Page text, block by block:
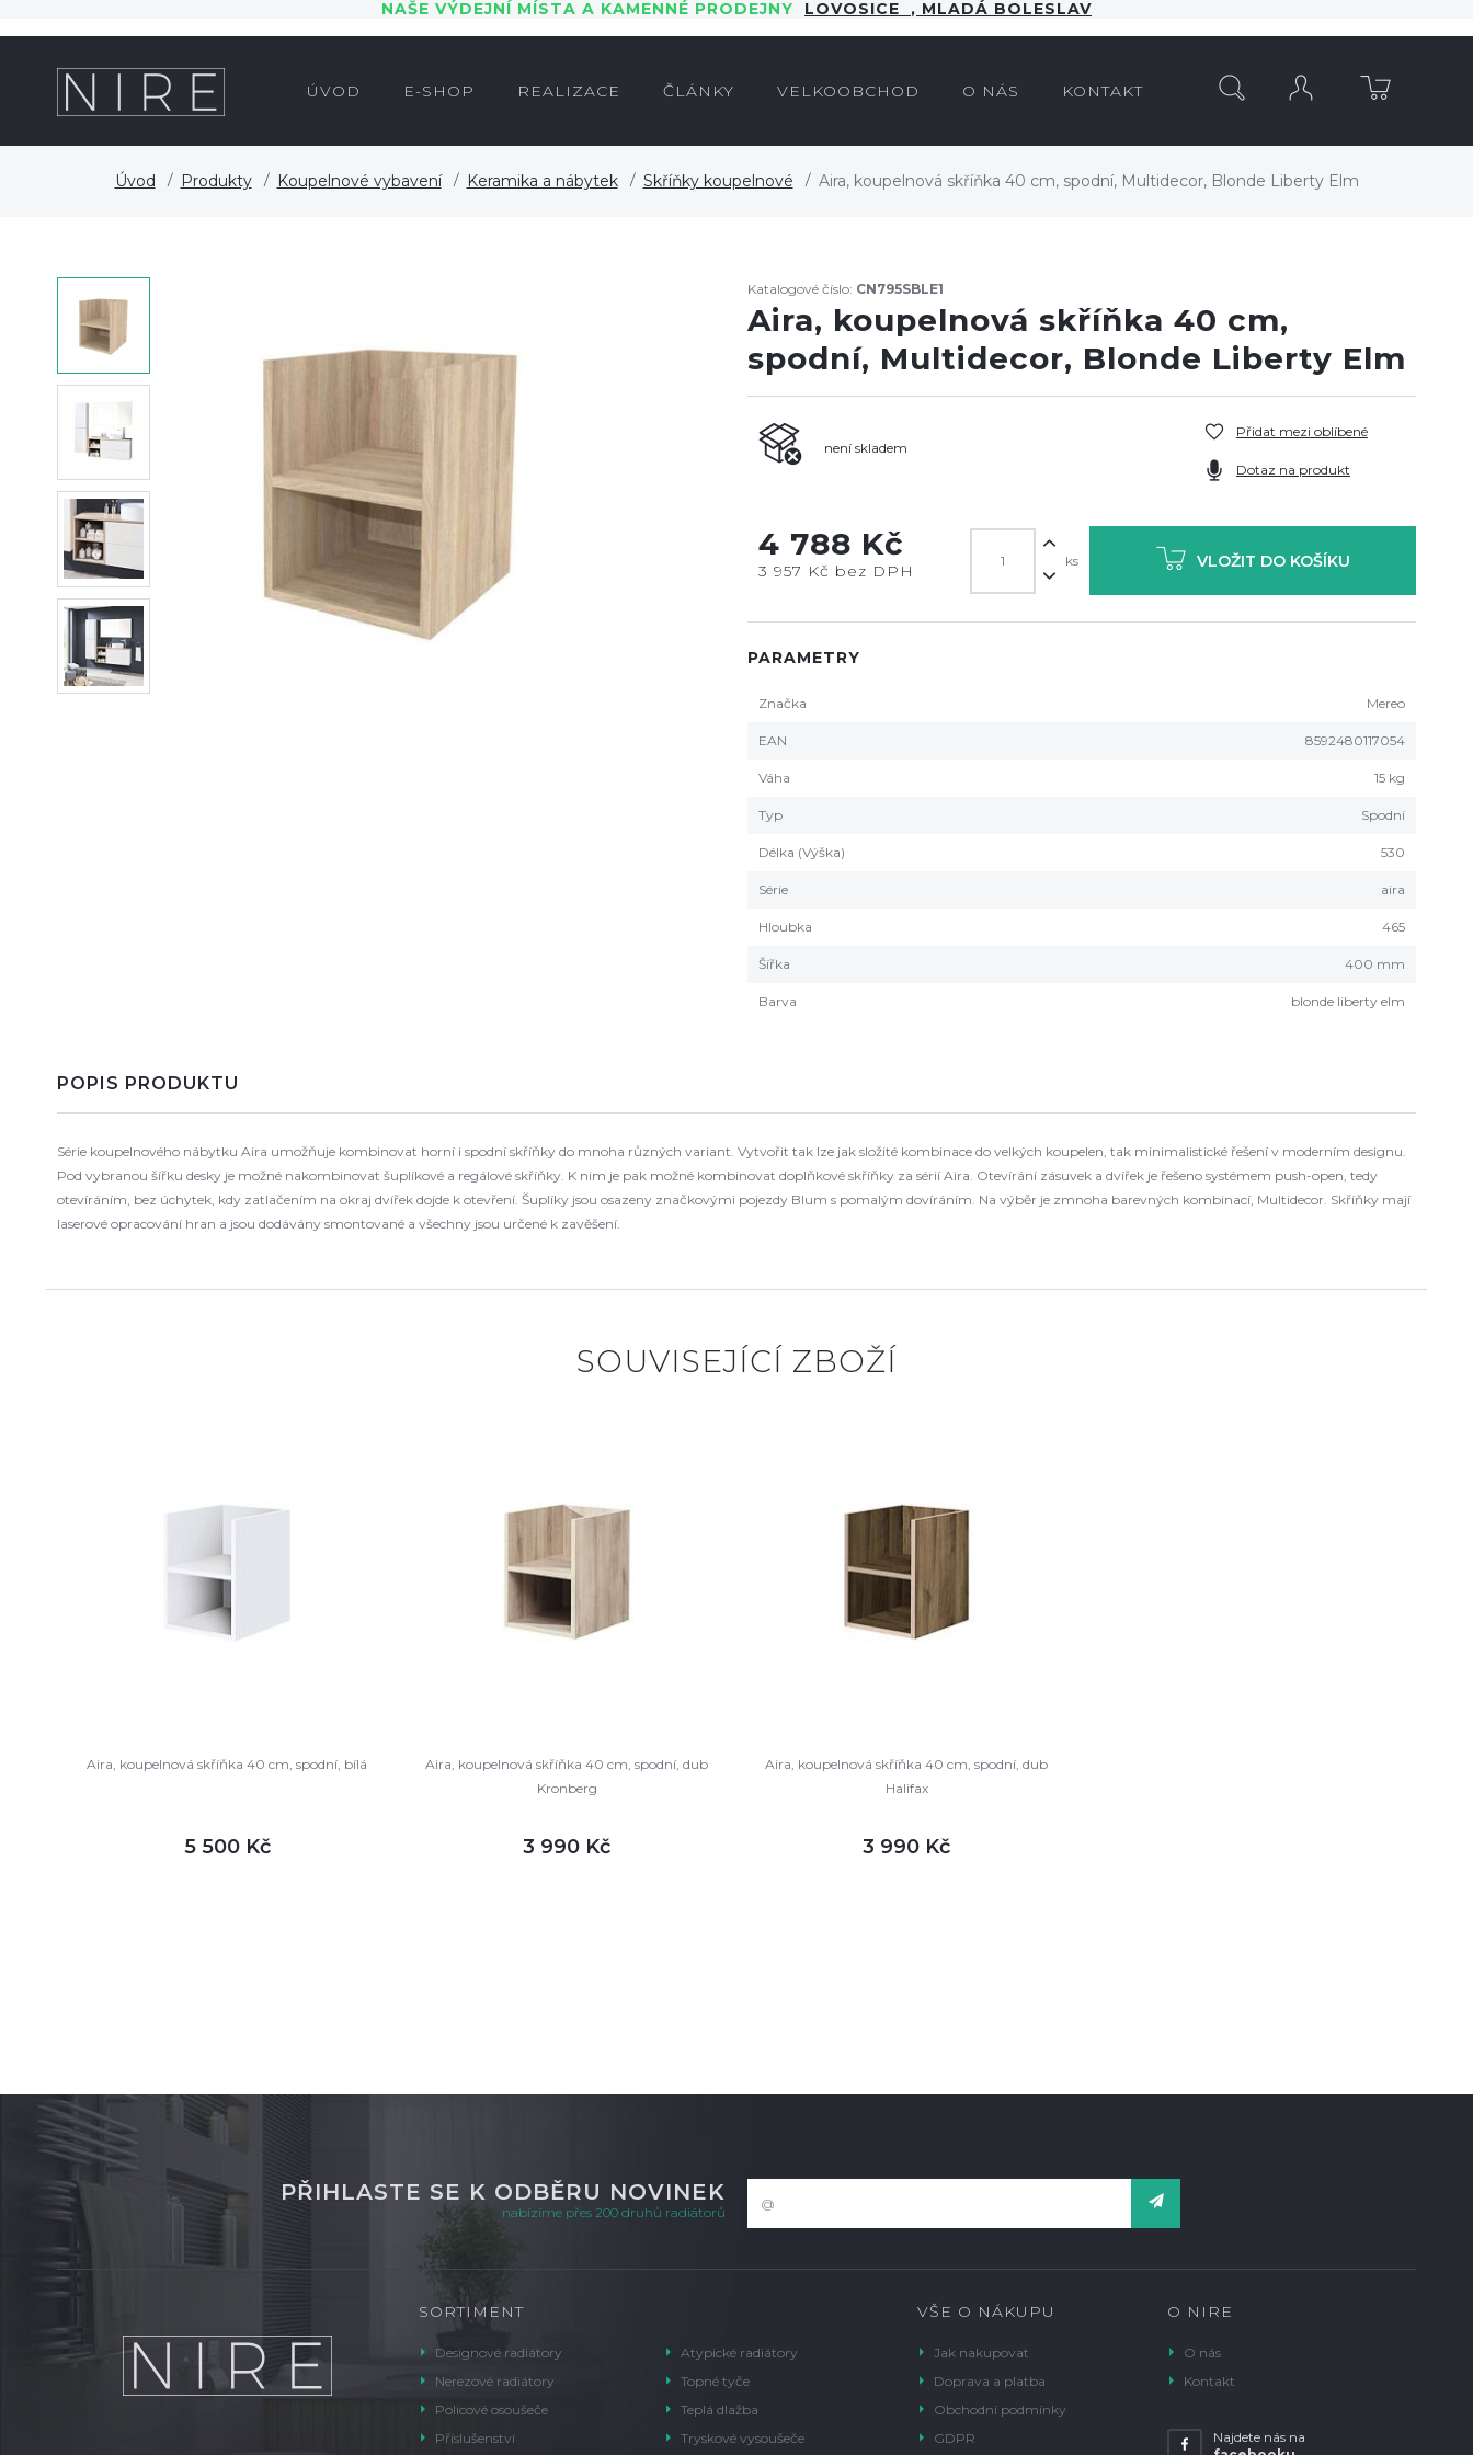
NAŠE VÝDEJNÍ MÍSTA A KAMENNÉ PRODEJNY LOVOSICE , MLADÁ BOLESLAV
ÚVOD E-SHOP REALIZACE ČLÁNKY VELKOOBCHOD O NÁS KONTAKT
Úvod Produkty Koupelnové vybavení Keramika a nábytek Skříňky koupelnové Aira, koupelnová skříňka 40 cm, spodní, Multidecor, Blonde Liberty Elm
Katalogové číslo: CN795SBLE1
Aira, koupelnová skříňka 40 cm,
spodní, Multidecor, Blonde Liberty Elm
není skladem
Přidat mezi oblíbené
Dotaz na produkt
4 788 Kč
3 957 Kč bez DPH
ks VLOŽIT DO KOŠÍKU
PARAMETRY
Značka Mereo
EAN 8592480117054
Váha 15 kg
Typ Spodní
Délka (Výška) 530
Série aira
Hloubka 465
Šířka 400 mm
Barva blonde liberty elm
POPIS PRODUKTU
Série koupelnového nábytku Aira umožňuje kombinovat horní i spodní skříňky do mnoha různých variant. Vytvořit tak lze jak složité kombinace do velkých koupelen, tak minimalistické řešení v moderním designu.
Pod vybranou šířku desky je možné nakombinovat šuplíkové a regálové skříňky. K nim je pak možné kombinovat doplňkové skříňky za sérií Aira. Otevírání zásuvek a dvířek je řešeno systémem push-open, tedy
otevíráním, bez úchytek, kdy zatlačením na okraj dvířek dojde k otevření. Šuplíky jsou osazeny značkovými pojezdy Blum s pomalým dovíráním. Na výběr je zmnoha barevných kombinací, Multidecor. Skříňky mají
laserové opracování hran a jsou dodávány smontované a všechny jsou určené k zavěšení.
SOUVISEJÍCÍ ZBOŽÍ
Aira, koupelnová skříňka 40 cm, spodní, bílá
5 500 Kč
Aira, koupelnová skříňka 40 cm, spodní, dub
Kronberg
3 990 Kč
Aira, koupelnová skříňka 40 cm, spodní, dub
Halifax
3 990 Kč
PŘIHLASTE SE K ODBĚRU NOVINEK
nabízíme přes 200 druhů radiátorů
SORTIMENT
Designové radiátory
Nerezové radiátory
Policové osoušeče
Příslušenství
Atypické radiátory
Topné tyče
Teplá dlažba
Tryskové vysoušeče
VŠE O NÁKUPU
Jak nakupovat
Doprava a platba
Obchodní podmínky
GDPR
O NIRE
O nás
Kontakt
Najdete nás na